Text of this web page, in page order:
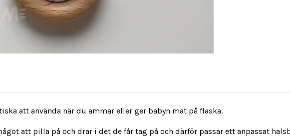
att använda när du ammar eller ger babyn mat på flaska.
att pilla på och drar i det de får tag på och därför passar ett anpassat